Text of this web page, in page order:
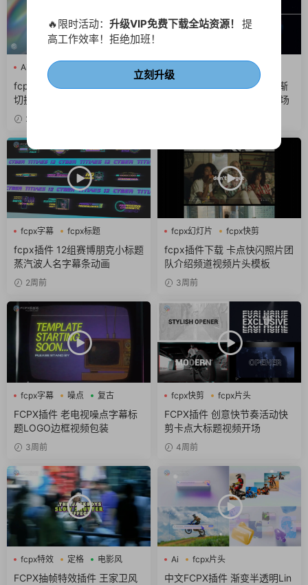
Ai fcpx LOGO
fcpx插件 AI企业品牌标志介绍
切换背景LOGO动画片头
2天前
Ai fcpx照片墙
FCPX插件 快速节奏感发光渐
变标题卡点图文排版展示开场
fcpx字幕
fcpx标题
fcpx片头
fcpx插件 12组赛博朋克小标题
蒸汽波人名字幕条动画
2周前
fcpx幻灯片
fcpx快剪
fcpx视频开场
fcpx插件下载 卡点快闪照片团
队介绍频道视频片头模板
3周前
fcpx字幕 噪点 复古
FCPX插件 老电视噪点字幕标
题LOGO边框视频包装
3周前
fcpx快剪
fcpx片头
fcpx视频开场
FCPX插件 创意快节奏活动快
剪卡点大标题视频开场
4周前
fcpx特效 定格 电影风
FCPX抽帧特效插件 王家卫风
Ai
fcpx片头
fcpx视频开场
中文FCPX插件 渐变半透明Lin
🔥限时活动： 升级VIP免费下载全站资源！ 提
高工作效率！拒绝加班！
立刻升级